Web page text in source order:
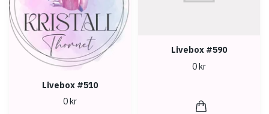
Livebox #510
0 kr
Livebox #590
0 kr